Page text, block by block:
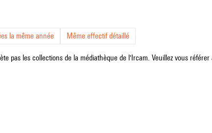
la même année Même effectif détaillé
pas les collections de la médiathèque de l'Ircam. Veuillez vous